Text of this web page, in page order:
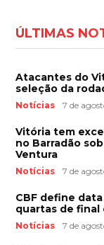
ÚLTIMAS
Atacantes do
seleção da
Notícias 7 de
Vitória tem
no Barradão
Ventura
Notícias 7 de
CBF define
quartas de final
Notícias 7 de